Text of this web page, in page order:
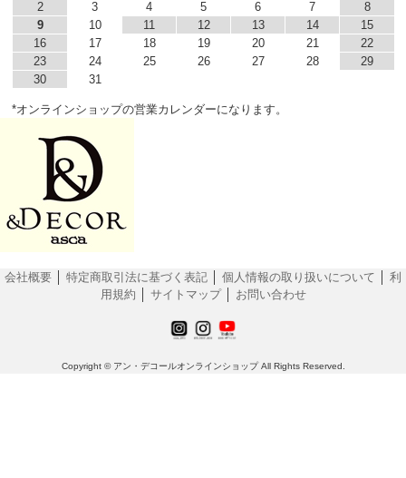
2
3 4 5 6 7
8
9
10 11 12 13 14
15
16
17 18 19 20 21
22
23
24 25 26 27 28
29
30
31
*オンラインショップの営業カレンダーになります。
会社概要 特定商取引法に基づく表記 個人情報の取り扱いについて
利
用規約
サイトマップ│ お問い合わせ
Copyright © アン・デコールオンラインショップ All Rights Reserved.